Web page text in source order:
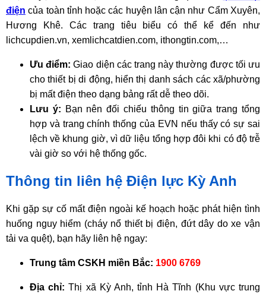
điện của toàn tỉnh hoặc các huyện lân cận như Cẩm Xuyên,
Hương Khê. Các trang tiêu biểu có thể kể đến như
lichcupdien.vn, xemlichcatdien.com, ithongtin.com,…
Ưu điểm: Giao diện các trang này thường được tối ưu
cho thiết bị di động, hiển thị danh sách các xã/phường
bị mất điện theo dạng bảng rất dễ theo dõi.
Lưu ý: Bạn nên đối chiếu thông tin giữa trang tổng
hợp và trang chính thống của EVN nếu thấy có sự sai
lệch về khung giờ, vì dữ liệu tổng hợp đôi khi có độ trễ
vài giờ so với hệ thống gốc.
Thông tin liên hệ Điện lực Kỳ Anh
Khi gặp sự cố mất điện ngoài kế hoạch hoặc phát hiện tình
huống nguy hiểm (cháy nổ thiết bị điện, đứt dây do xe vận
tải va quệt), bạn hãy liên hệ ngay:
Trung tâm CSKH miền Bắc: 1900 6769
Địa chỉ: Thị xã Kỳ Anh, tỉnh Hà Tĩnh (Khu vực trung